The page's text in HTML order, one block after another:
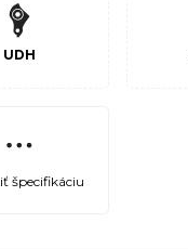
UDH
špecifikáciu